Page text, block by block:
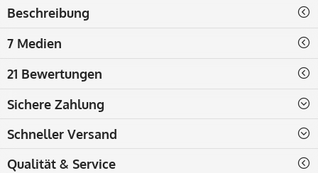
Beschreibung
7 Medien
21 Bewertungen
Sichere Zahlung
Schneller Versand
Qualität & Service